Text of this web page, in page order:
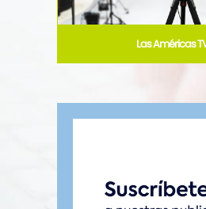
Las Américas